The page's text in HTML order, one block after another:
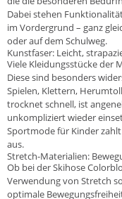
Dabei stehen
im Vordergrund – ganz
oder auf dem Schulweg.
Kunstfaser: Leicht,
Viele Kleidungsstücke der
Diese sind besonders
Spielen, Klettern,
trocknet schnell, ist
unkompliziert wieder
Sportmode für Kinder
aus.
Stretch-Materialien:
Ob bei der Skihose
Verwendung von Stretch
optimale